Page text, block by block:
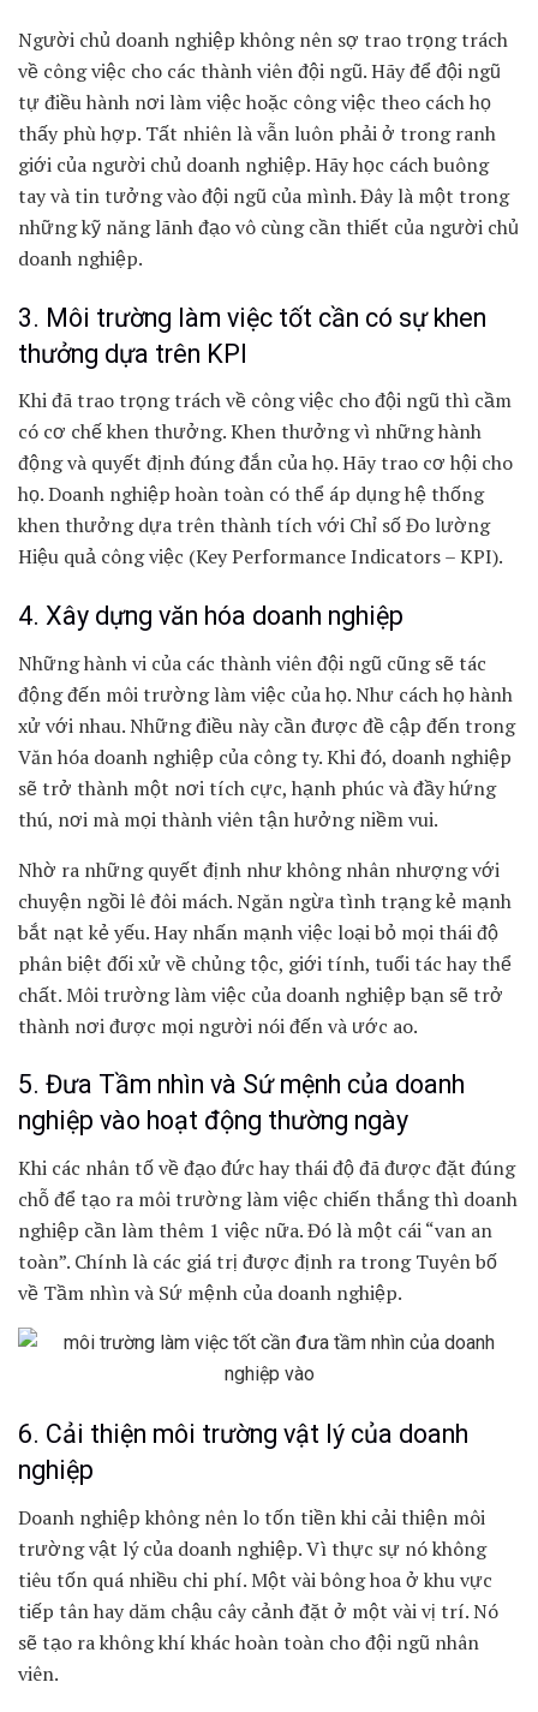
Người chủ doanh nghiệp không nên sợ trao trọng trách
về công việc cho các thành viên đội ngũ. Hãy để đội ngũ
tự điều hành nơi làm việc hoặc công việc theo cách họ
thấy phù hợp. Tất nhiên là vẫn luôn phải ở trong ranh
giới của người chủ doanh nghiệp. Hãy học cách buông
tay và tin tưởng vào đội ngũ của mình. Đây là một trong
những kỹ năng lãnh đạo vô cùng cần thiết của người chủ
doanh nghiệp.
3. Môi trường làm việc tốt cần có sự khen
thưởng dựa trên KPI
Khi đã trao trọng trách về công việc cho đội ngũ thì cầm
có cơ chế khen thưởng. Khen thưởng vì những hành
động và quyết định đúng đắn của họ. Hãy trao cơ hội cho
họ. Doanh nghiệp hoàn toàn có thể áp dụng hệ thống
khen thưởng dựa trên thành tích với Chỉ số Đo lường
Hiệu quả công việc (Key Performance Indicators – KPI).
4. Xây dựng văn hóa doanh nghiệp
Những hành vi của các thành viên đội ngũ cũng sẽ tác
động đến môi trường làm việc của họ. Như cách họ hành
xử với nhau. Những điều này cần được đề cập đến trong
Văn hóa doanh nghiệp của công ty. Khi đó, doanh nghiệp
sẽ trở thành một nơi tích cực, hạnh phúc và đầy hứng
thú, nơi mà mọi thành viên tận hưởng niềm vui.
Nhờ ra những quyết định như không nhân nhượng với
chuyện ngồi lê đôi mách. Ngăn ngừa tình trạng kẻ mạnh
bắt nạt kẻ yếu. Hay nhấn mạnh việc loại bỏ mọi thái độ
phân biệt đối xử về chủng tộc, giới tính, tuổi tác hay thể
chất. Môi trường làm việc của doanh nghiệp bạn sẽ trở
thành nơi được mọi người nói đến và ước ao.
5. Đưa Tầm nhìn và Sứ mệnh của doanh
nghiệp vào hoạt động thường ngày
Khi các nhân tố về đạo đức hay thái độ đã được đặt đúng
chỗ để tạo ra môi trường làm việc chiến thắng thì doanh
nghiệp cần làm thêm 1 việc nữa. Đó là một cái “van an
toàn”. Chính là các giá trị được định ra trong Tuyên bố
về Tầm nhìn và Sứ mệnh của doanh nghiệp.
6. Cải thiện môi trường vật lý của doanh
nghiệp
Doanh nghiệp không nên lo tốn tiền khi cải thiện môi
trường vật lý của doanh nghiệp. Vì thực sự nó không
tiêu tốn quá nhiều chi phí. Một vài bông hoa ở khu vực
tiếp tân hay dăm chậu cây cảnh đặt ở một vài vị trí. Nó
sẽ tạo ra không khí khác hoàn toàn cho đội ngũ nhân
viên.